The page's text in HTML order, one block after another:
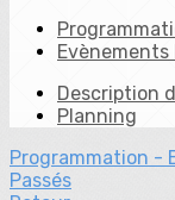
Evènements
Description
Planning
Programmation -
Passés